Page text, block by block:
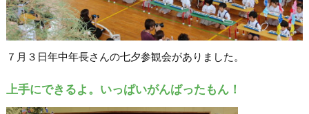
７月３日年中年長さんの七夕参観会がありました。
上手にできるよ。いっぱいがんばったもん！